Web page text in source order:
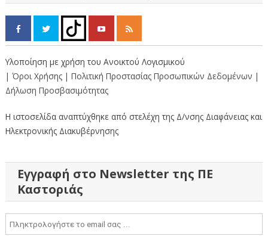
Υλοποίηση με χρήση του Ανοικτού Λογισμικού
| Όροι Χρήσης | Πολιτική Προστασίας Προσωπικών Δεδομένων |
Δήλωση Προσβασιμότητας
Η ιστοσελίδα αναπτύχθηκε από στελέχη της Δ/νσης Διαφάνειας και
Ηλεκτρονικής Διακυβέρνησης
Εγγραφή στο Newsletter της ΠΕ
Καστοριάς